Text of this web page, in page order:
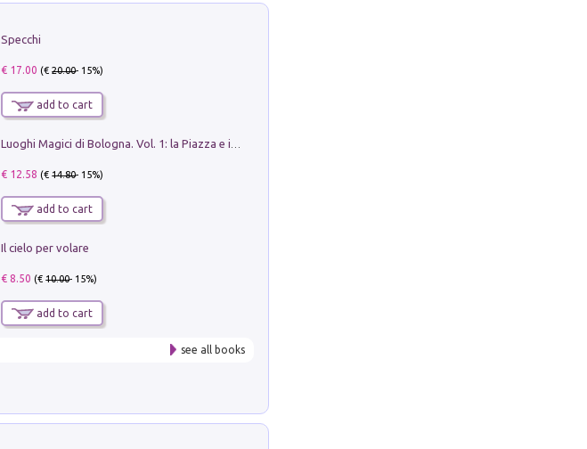
Specchi
€ 17.00 (€20.00- 15%)
add to cart
€ 12.58 (€14.80- 15%)
add to cart
Il cielo per volare
€ 8.50 (€10.00- 15%)
add to cart
see all books